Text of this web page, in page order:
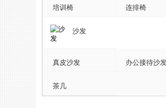
培训椅 连排椅
沙发
真皮沙发 办公接待沙
茶几